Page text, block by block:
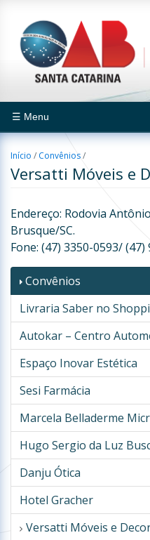
☰ Menu
Início / Convênios/
Versatti Móveis e
Endereço: Rodovia
Brusque/SC.
Fone: (47) 3350-0593/ (47)
Convênios
Livraria Saber no
Autokar – Centro
Espaço Inovar Estética
Sesi Farmácia
Marcela Belladerme
Hugo Sergio da Luz
Danju Ótica
Hotel Gracher
Versatti Móveis e